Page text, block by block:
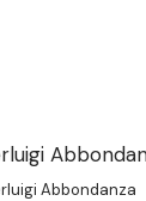
Abbondanza